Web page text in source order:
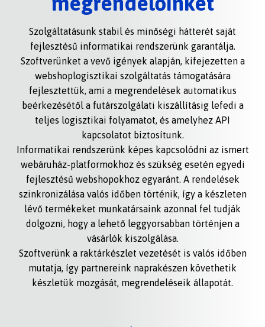
Szolgáltatásunk stabil és minőségi hátterét saját
fejlesztésű informatikai rendszerünk garantálja.
Szoftverünket a vevő igények alapján, kifejezetten a
webshoplogisztikai szolgáltatás támogatására
fejlesztettük, ami a megrendelések automatikus
beérkezésétől a futárszolgálati kiszállításig lefedi a
teljes logisztikai folyamatot, és amelyhez API
kapcsolatot biztosítunk.
Informatikai rendszerünk képes kapcsolódni az ismert
webáruház-platformokhoz és szükség esetén egyedi
fejlesztésű webshopokhoz egyaránt. A rendelések
szinkronizálása valós időben történik, így a készleten
lévő termékeket munkatársaink azonnal fel tudják
dolgozni, hogy a lehető leggyorsabban történjen a
vásárlók kiszolgálása.
Szoftverünk a raktárkészlet vezetését is valós időben
mutatja, így partnereink naprakészen követhetik
készletük mozgását, megrendeléseik állapotát.